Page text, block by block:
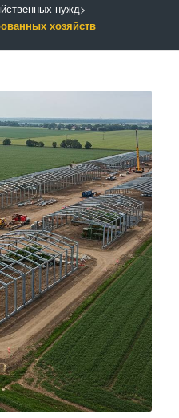
нужд>
хозяйств